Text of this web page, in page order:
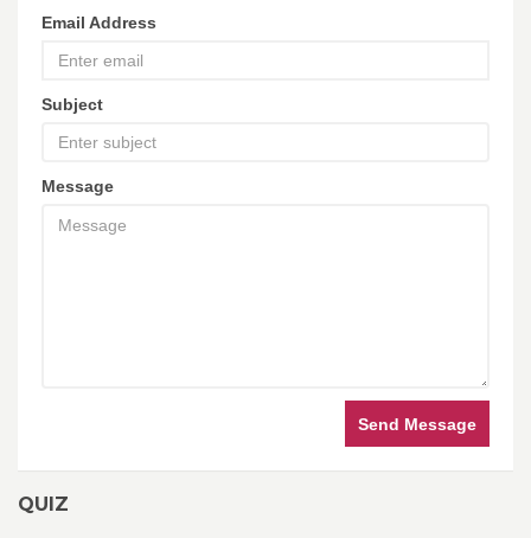
Email Address
Subject
Message
Send Message
QUIZ